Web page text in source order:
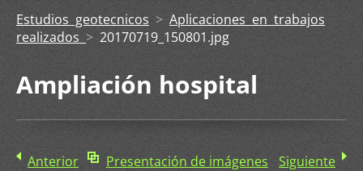
Estudios geotecnicos > Aplicaciones en trabajos
realizados > 20170719_150801.jpg
Ampliación hospital
Anterior Presentación de imágenes Siguiente